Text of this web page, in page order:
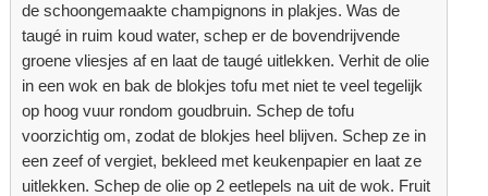
de schoongemaakte champignons in plakjes. Was de
taugé in ruim koud water, schep er de bovendrijvende
groene vliesjes af en laat de taugé uitlekken. Verhit de olie
in een wok en bak de blokjes tofu met niet te veel tegelijk
op hoog vuur rondom goudbruin. Schep de tofu
voorzichtig om, zodat de blokjes heel blijven. Schep ze in
een zeef of vergiet, bekleed met keukenpapier en laat ze
uitlekken. Schep de olie op 2 eetlepels na uit de wok. Fruit